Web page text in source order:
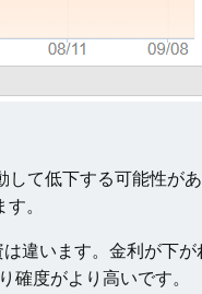
て低下する可能性が
。
違います。金利が下
確度がより高いです。